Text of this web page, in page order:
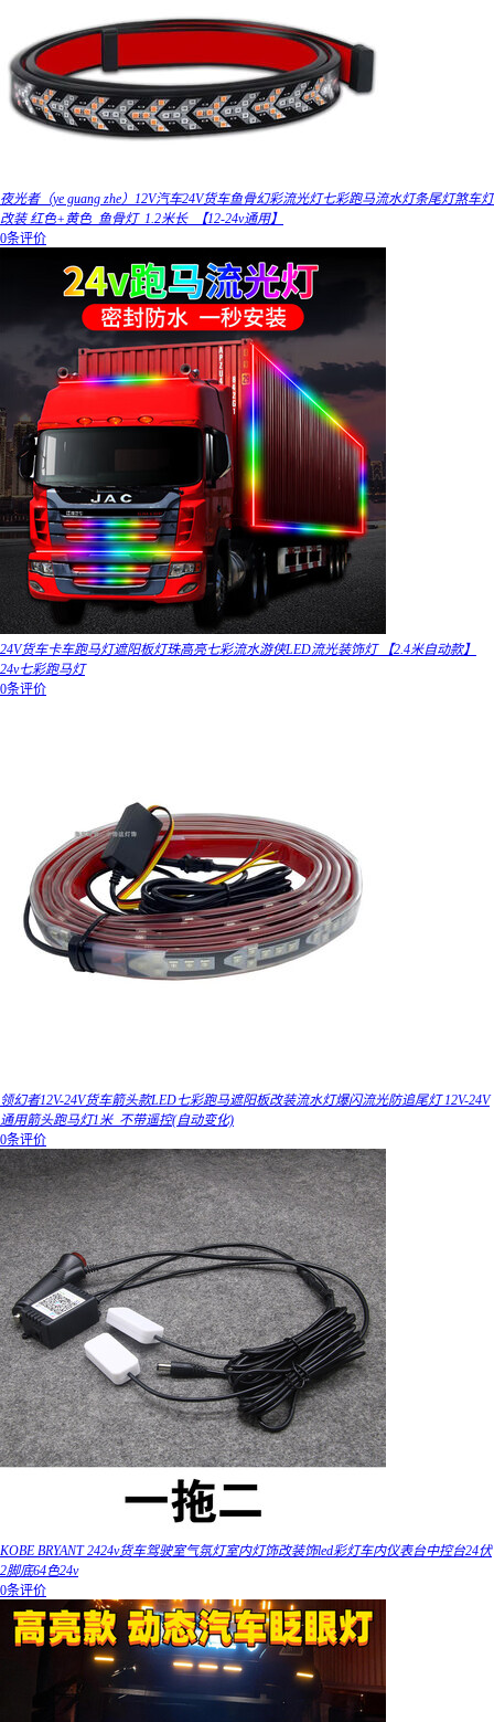
夜光者（ye guang zhe）12V汽车24V货车鱼骨幻彩流光灯七彩跑马流水灯条尾灯煞车灯
改装 红色+黄色_鱼骨灯_1.2米长_【12-24v通用】
0条评价
24V货车卡车跑马灯遮阳板灯珠高亮七彩流水游侠LED流光装饰灯 【2.4米自动款】
24v七彩跑马灯
0条评价
领幻者12V-24V货车箭头款LED七彩跑马遮阳板改装流水灯爆闪流光防追尾灯 12V-24V
通用箭头跑马灯1米_不带遥控(自动变化)
0条评价
KOBE BRYANT 2424v货车驾驶室气氛灯室内灯饰改装饰led彩灯车内仪表台中控台24伏
2脚底64色24v
0条评价